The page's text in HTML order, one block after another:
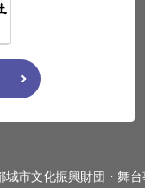
城市文化振興財団・舞